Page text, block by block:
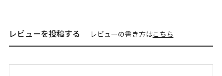
レビューを投稿する レビューの書き方はこちら